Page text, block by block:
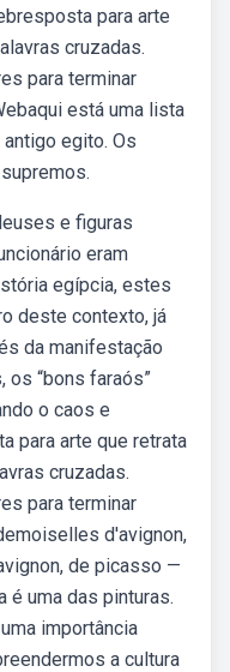
para arte
cruzadas.
para terminar
está uma lista
egito. Os
e figuras
eram
egípcia, estes
deste contexto, já
da manifestação
os “bons faraós”
o caos e
para arte que retrata
cruzadas.
para terminar
d'avignon,
de picasso —
é uma das pinturas.
importância
a cultura